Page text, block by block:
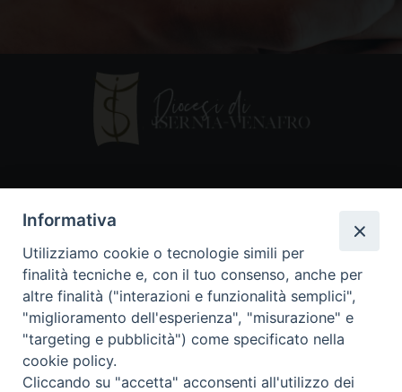
86170 Isernia
086550849
segreteria@diocesiiserniavenafro.it
I nostri social
Informativa
Utilizziamo cookie o tecnologie simili per
finalità tecniche e, con il tuo consenso, anche per
altre finalità ("interazioni e funzionalità semplici",
"miglioramento dell'esperienza", "misurazione" e
"targeting e pubblicità") come specificato nella
cookie policy.
Cliccando su "accetta" acconsenti all'utilizzo dei